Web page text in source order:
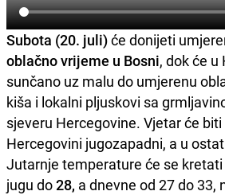
Subota (20. juli)će donijeti
oblačno vrijeme u Bosni, dok će
sunčano uz malu do umjerenu
kiša i lokalni pljuskovi sa
sjeveru Hercegovine. Vjetar će
Hercegovini jugozapadni, a u
Jutarnje temperature će se kretati
jugu do28, a dnevne od 27 do 33,